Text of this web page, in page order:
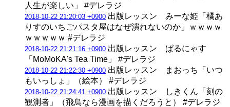
人生が楽しい」 #デレラジ
2018-10-22 21:20:03 +0900 出版レッスン みーな姫「橘あ
りすのいちごパスタ屋はなぜ潰れないのか」ｗｗｗｗ
ｗｗｗｗｗ #デレラジ
2018-10-22 21:21:16 +0900 出版レッスン ぱるにゃす
「MoMoKA's Tea Time」 #デレラジ
2018-10-22 21:22:30 +0900 出版レッスン まおっち「いつ
もいっしょ」（絵本） #デレラジ
2018-10-22 21:24:41 +0900 出版レッスン しきくん「刻の
観測者」（飛鳥なら漫画を描くだろうと） #デレラジ